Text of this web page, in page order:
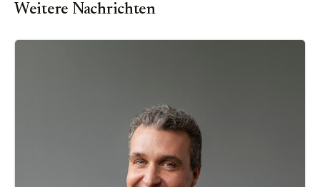
Weitere Nachrichten